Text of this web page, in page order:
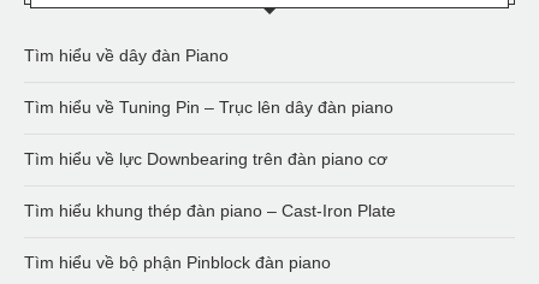
Tìm hiểu về dây đàn Piano
Tìm hiểu về Tuning Pin – Trục lên dây đàn piano
Tìm hiểu về lực Downbearing trên đàn piano cơ
Tìm hiểu khung thép đàn piano – Cast-Iron Plate
Tìm hiểu về bộ phận Pinblock đàn piano